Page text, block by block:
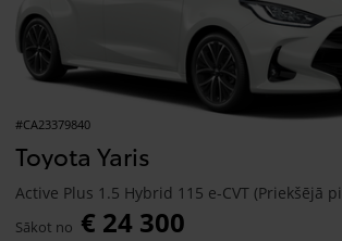
#CA23379840
Toyota Yaris
Sākot no € 24 300